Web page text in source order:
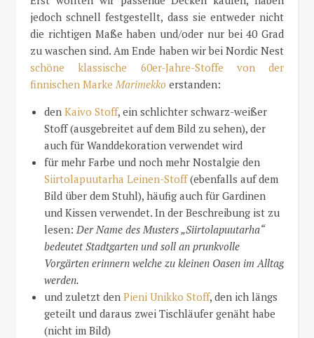
jedoch schnell festgestellt, dass sie entweder nicht
die richtigen Maße haben und/oder nur bei 40 Grad
zu waschen sind. Am Ende haben wir bei Nordic Nest
schöne klassische 60er-Jahre-Stoffe von der
finnischen Marke Marimekko erstanden:
den Kaivo Stoff, ein schlichter schwarz-weißer
Stoff (ausgebreitet auf dem Bild zu sehen), der
auch für Wanddekoration verwendet wird
für mehr Farbe und noch mehr Nostalgie den
Siirtolapuutarha Leinen-Stoff(ebenfalls auf dem
Bild über dem Stuhl), häufig auch für Gardinen
und Kissen verwendet. In der Beschreibung ist zu
lesen: Der Name des Musters „Siirtolapuutarha“
bedeutet Stadtgarten und soll an prunkvolle
Vorgärten erinnern welche zu kleinen Oasen im Alltag
werden.
und zuletzt den Pieni Unikko Stoff, den ich längs
geteilt und daraus zwei Tischläufer genäht habe
(nicht im Bild)